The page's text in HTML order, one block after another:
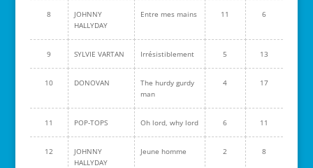
8
JOHNNY
HALLYDAY
Entre mes mains 11 6
9 SYLVIE VARTAN Irrésistiblement 5 13
10 DONOVAN
The hurdy gurdy
man
4 17
11 POP-TOPS Oh lord, why lord 6 11
12
JOHNNY
HALLYDAY
Jeune homme 2 8